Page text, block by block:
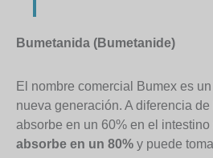
Bumetanida (Bumetanide)
El nombre comercial Bumex es
nueva generación. A diferencia
absorbe en un 60% en el
absorbe en un 80% y puede